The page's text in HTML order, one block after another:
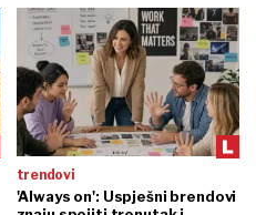
trendovi
'Always on': Uspješni brendovi